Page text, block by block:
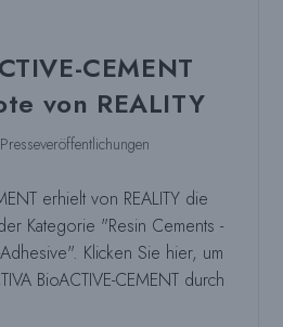
CEMENT
von REALITY
Presseveröffentlichungen
erhielt von REALITY die
Kategorie "Resin Cements -
Klicken Sie hier, um
BioACTIVE-CEMENT durch